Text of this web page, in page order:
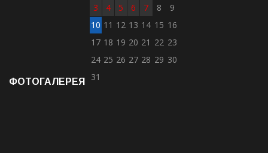
3
4 5 6 7 8
9
10 11 12 13 14 15 16
17 18 19 20 21 22 23
24 25 26 27 28 29 30
31
ФОТОГАЛЕРЕЯ